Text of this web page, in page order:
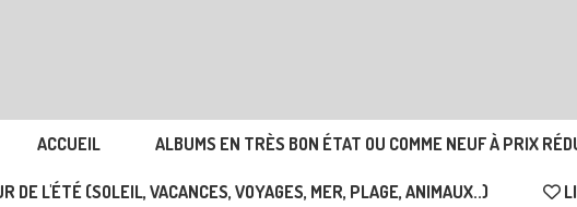
ACCUEIL ALBUMS EN TRÈS BON ÉTAT OU COMME NEUF À PRIX
DE L'ÉTÉ (SOLEIL, VACANCES, VOYAGES, MER, PLAGE, ANIMAUX..)